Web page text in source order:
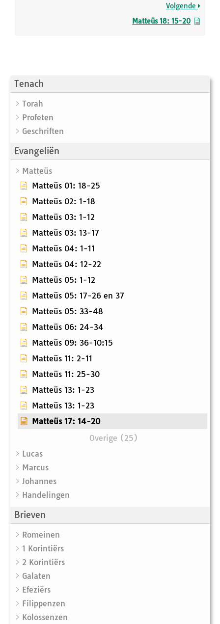
Tenach
Torah
Profeten
Geschriften
Evangeliën
Matteüs
Matteüs 01: 18-25
Matteüs 02: 1-18
Matteüs 03: 1-12
Matteüs 03: 13-17
Matteüs 04: 1-11
Matteüs 04: 12-22
Matteüs 05: 1-12
Matteüs 05: 17-26 en 37
Matteüs 05: 33-48
Matteüs 06: 24-34
Matteüs 09: 36-10:15
Matteüs 11: 2-11
Matteüs 11: 25-30
Matteüs 13: 1-23
Matteüs 13: 1-23
Matteüs 17: 14-20
Overige (25)
Lucas
Marcus
Johannes
Handelingen
Brieven
Romeinen
1 Korintiërs
2 Korintiërs
Galaten
Efeziërs
Filippenzen
Kolossenzen
Volgende
Matteüs 18: 15-20